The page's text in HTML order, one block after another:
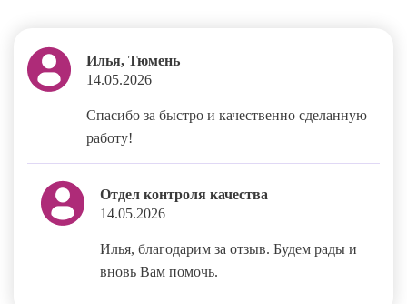
Илья, Тюмень
14.05.2026
Спасибо за быстро и качественно сделанную
работу!
Отдел контроля качества
14.05.2026
Илья, благодарим за отзыв. Будем рады и
вновь Вам помочь.